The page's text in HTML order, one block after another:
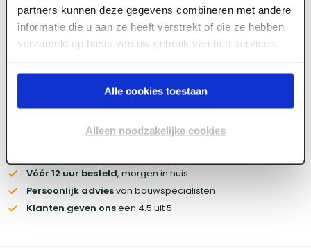
partners kunnen deze gegevens combineren met andere
informatie die u aan ze heeft verstrekt of die ze hebben
verzameld op basis van uw gebruik van hun services.
Alle cookies toestaan
Alleen noodzakelijke cookies
Log in voor prijzen
account
Vóór 12 uur besteld, morgen in huis
Persoonlijk adviesvan bouwspecialisten
Klanten geven onseen 4.5 uit 5